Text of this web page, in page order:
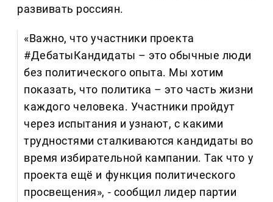
развивать россиян.
«Важно, что участники проекта
#ДебатыКандидаты – это обычные люди
без политического опыта. Мы хотим
показать, что политика – это часть жизни
каждого человека. Участники пройдут
через испытания и узнают, с какими
трудностями сталкиваются кандидаты во
время избирательной кампании. Так что у
проекта ещё и функция политического
просвещения», - сообщил лидер партии